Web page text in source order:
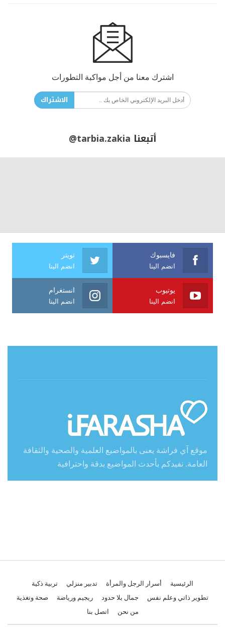
اشترك معنا من أجل مواكبة التطورات
الاشتراك
أتبعنا @tarbia.zakia
فايسبوك
انضم الينا
تويتر
انضم الينا
يوتيوب
انضم الينا
انستغرام
انضم الينا
موقع آي فراشة يعنى بالمواضيع العلمية والصحية والثقافة
العامة. نفيدكم بأحدث المواضيع بدقة واحترافية
الرئيسية أسرار الرجل والمرأة تدبير منزلي
تربية ذكية
تطوير ذاتي وعلم نفس
جمال بلا حدود ريجيم ورياضة
صحة وتغذية
من نحن
اتصل بنا